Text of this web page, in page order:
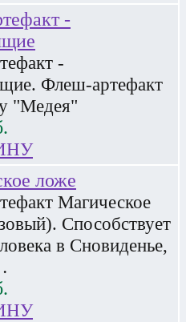
-
-
Флеш-артефакт
"Медея"
ложе
Магическое
Способствует
в Сновиденье,